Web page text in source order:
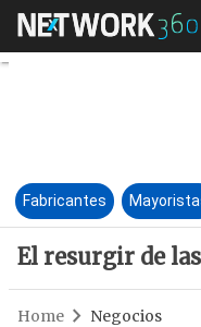
Fabricantes
El resurgir de
Home Negocios